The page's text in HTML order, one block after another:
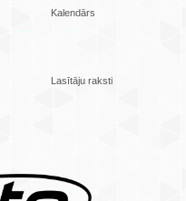
Kalendārs
Lasītāju raksti